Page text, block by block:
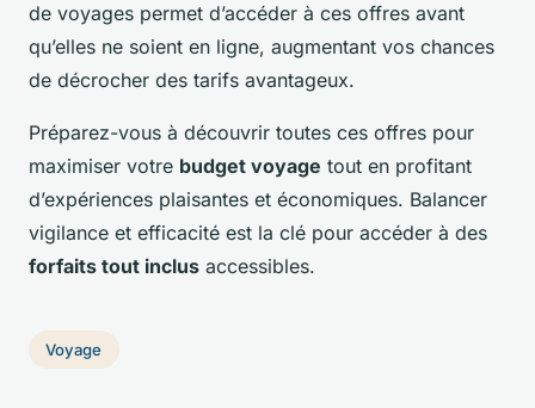
de voyages permet d’accéder à ces offres avant
qu’elles ne soient en ligne, augmentant vos chances
de décrocher des tarifs avantageux.
Préparez-vous à découvrir toutes ces offres pour
maximiser votre budget voyage tout en profitant
d’expériences plaisantes et économiques. Balancer
vigilance et efficacité est la clé pour accéder à des
forfaits tout inclus accessibles.
Voyage